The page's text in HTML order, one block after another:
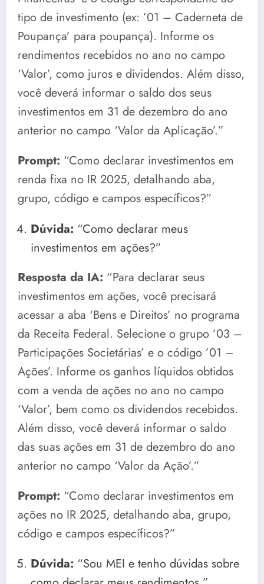
tipo de investimento (ex: ’01 – Caderneta de
Poupança’ para poupança). Informe os
rendimentos recebidos no ano no campo
‘Valor’, como juros e dividendos. Além disso,
você deverá informar o saldo dos seus
investimentos em 31 de dezembro do ano
anterior no campo ‘Valor da Aplicação’.”
Prompt: “Como declarar investimentos em
renda fixa no IR 2025, detalhando aba,
grupo, código e campos específicos?”
Dúvida: “Como declarar meus
investimentos em ações?”
Resposta da IA: “Para declarar seus
investimentos em ações, você precisará
acessar a aba ‘Bens e Direitos’ no programa
da Receita Federal. Selecione o grupo ’03 –
Participações Societárias’ e o código ’01 –
Ações’. Informe os ganhos líquidos obtidos
com a venda de ações no ano no campo
‘Valor’, bem como os dividendos recebidos.
Além disso, você deverá informar o saldo
das suas ações em 31 de dezembro do ano
anterior no campo ‘Valor da Ação’.”
Prompt: “Como declarar investimentos em
ações no IR 2025, detalhando aba, grupo,
código e campos específicos?”
Dúvida: “Sou MEI e tenho dúvidas sobre